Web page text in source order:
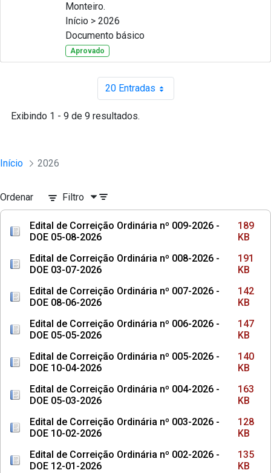
Monteiro.
Início > 2026
Documento básico
Aprovado
20 EntradasPor página
Exibindo 1 - 9 de 9 resultados.
Início 2026
Ordenar Filtro
Edital de Correição Ordinária nº 009-2026 -
DOE 05-08-2026
189
KB
Edital de Correição Ordinária nº 008-2026 -
DOE 03-07-2026
191
KB
Edital de Correição Ordinária nº 007-2026 -
DOE 08-06-2026
142
KB
Edital de Correição Ordinária nº 006-2026 -
DOE 05-05-2026
147
KB
Edital de Correição Ordinária nº 005-2026 -
DOE 10-04-2026
140
KB
Edital de Correição Ordinária nº 004-2026 -
DOE 05-03-2026
163
KB
Edital de Correição Ordinária nº 003-2026 -
DOE 10-02-2026
128
KB
Edital de Correição Ordinária nº 002-2026 -
DOE 12-01-2026
135
KB